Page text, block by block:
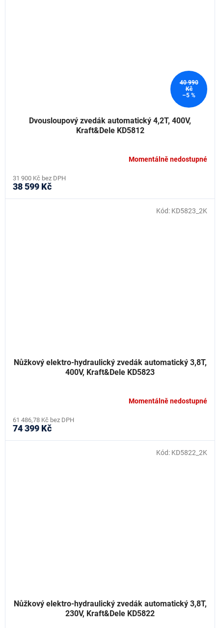
40 990
Kč
–5 %
Dvousloupový zvedák automatický 4,2T, 400V,
Kraft&Dele KD5812
Momentálně nedostupné
31 900 Kč bez DPH
38 599 Kč
Nůžkový elektro-hydraulický zvedák automatický 3,8T,
400V, Kraft&Dele KD5823
Momentálně nedostupné
61 486,78 Kč bez DPH
74 399 Kč
Kód: KD5823_2K
Nůžkový elektro-hydraulický zvedák automatický 3,8T,
230V, Kraft&Dele KD5822
Kód: KD5822_2K